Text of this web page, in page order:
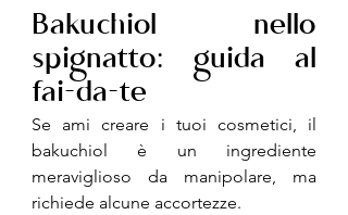
Bakuchiol nello
spignatto: guida al
fai-da-te
Se ami creare i tuoi cosmetici, il
bakuchiol è un ingrediente
meraviglioso da manipolare, ma
richiede alcune accortezze.